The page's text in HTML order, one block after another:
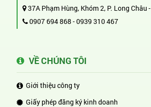
37A Phạm Hùng, Khóm 2, P. Long Châu -
0907 694 868 -0939 310 467
VỀ CHÚNG TÔI
Giới thiệu công ty
Giấy phép đăng ký kinh doanh